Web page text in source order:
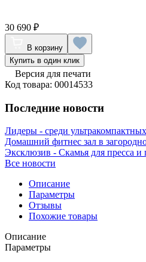
30 690 ₽
В корзину
Купить в один клик
Версия для печати
Код товара: 00014533
Последние новости
Лидеры - среди
Домашний фитнес зал в
Эксклюзив - Скамья для пресса и
Все новости
Описание
Параметры
Отзывы
Похожие товары
Описание
Параметры